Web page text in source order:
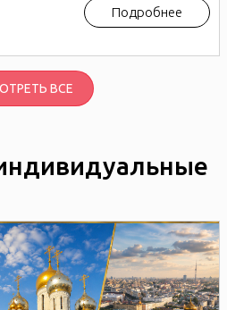
Подробнее
ВСЕ